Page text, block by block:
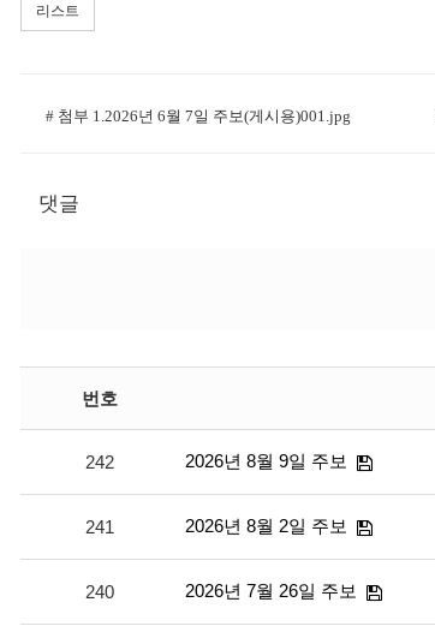
리스트
# 첨부 1.2026년 6월 7일 주보(게시용)001.jpg
댓글
번호
242 2026년 8월 9일 주보
241 2026년 8월 2일 주보
240 2026년 7월 26일 주보